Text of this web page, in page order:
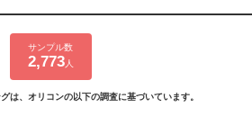
サンプル数
2,773人
は、オリコンの以下の調査に基づいています。